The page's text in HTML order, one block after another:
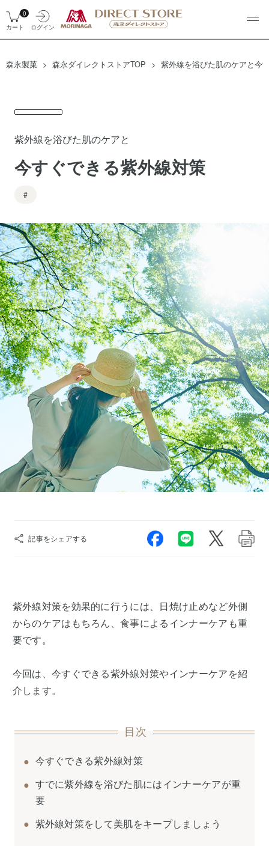
ログイン
0
カート
森永製菓 森永ダイレクトストアTOP 紫外線を浴びた肌のケアと今
紫外線を浴びた肌のケアと
今すぐできる紫外線対策
記事をシェアする
紫外線対策を効果的に行うには、日焼け止めなど外側
からのケアはもちろん、食事によるインナーケアも重
要です。
今回は、今すぐできる紫外線対策やインナーケアを紹
介します。
目次
今すぐできる紫外線対策
すでに紫外線を浴びた肌にはインナーケアが重
要
紫外線対策をして美肌をキープしましょう